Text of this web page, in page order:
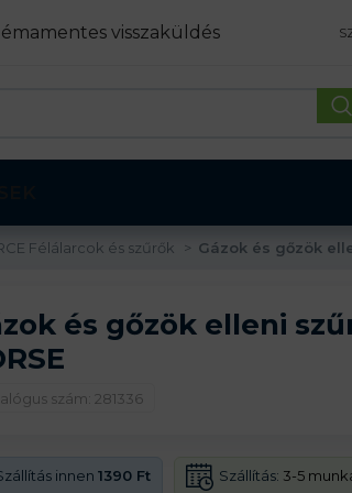
visszaküldés
Félálarcok és szűrők Gázok és gőzök
KINAGYÍTÁSHOZ
és gőzök elleni
szám: 281336
innen 1390 Ft Szállítás: 3-5